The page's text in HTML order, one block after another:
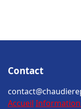
Contact
Accueil